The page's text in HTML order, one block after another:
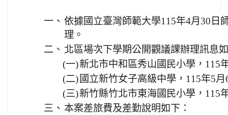
一、 依據國立臺灣師範大學115年4月30日
理。
二、 北區場次下學期公開觀議課辦理訊息
(一)新北市中和區秀山國民小學，115
(二) 國立新竹女子高級中學，115年5
(三)新竹縣竹北市東海國民小學，115
三、 本案差旅費及差勤說明如下：